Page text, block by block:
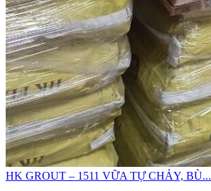
HK GROUT – 1511 VỮA TỰ CHẢY, BÙ...